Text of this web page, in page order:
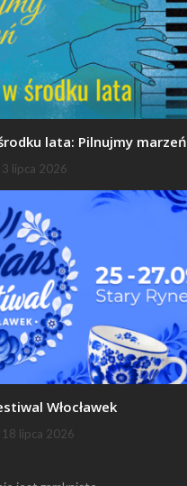
lata: Pilnujmy marzeń
3 lipca 2026
Włocławek
18 lipca 2026